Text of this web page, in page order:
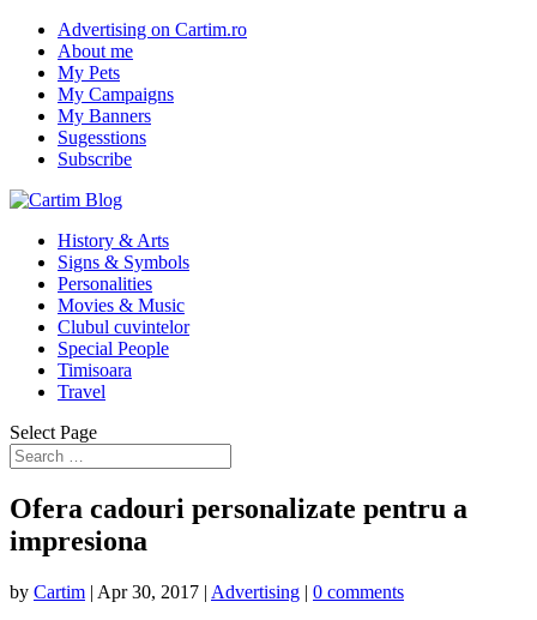
Advertising on Cartim.ro
About me
My Pets
My Campaigns
My Banners
Sugesstions
Subscribe
History & Arts
Signs & Symbols
Personalities
Movies & Music
Clubul cuvintelor
Special People
Timisoara
Travel
Select Page
Ofera cadouri personalizate pentru a
impresiona
by Cartim | Apr 30, 2017 | Advertising | 0 comments